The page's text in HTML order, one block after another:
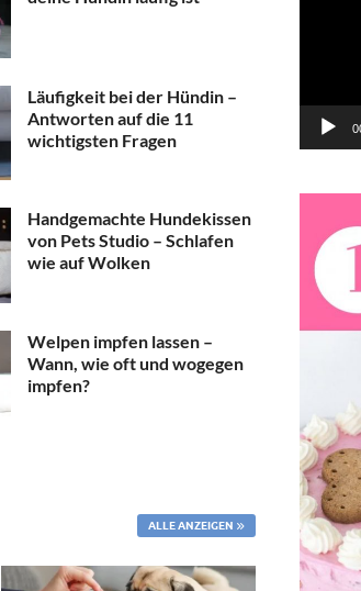
Läufigkeit bei der Hündin –
Antworten auf die 11
wichtigsten Fragen
Handgemachte Hundekissen
von Pets Studio – Schlafen
wie auf Wolken
Welpen impfen lassen –
Wann, wie oft und wogegen
impfen?
ALLE ANZEIGEN